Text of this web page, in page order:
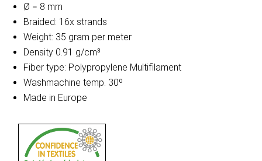
Ø = 8 mm
Braided: 16x strands
Weight: 35 gram per meter
Density 0.91 g/cm³
Fiber type: Polypropylene Multifilament
Washmachine temp. 30º
Made in Europe